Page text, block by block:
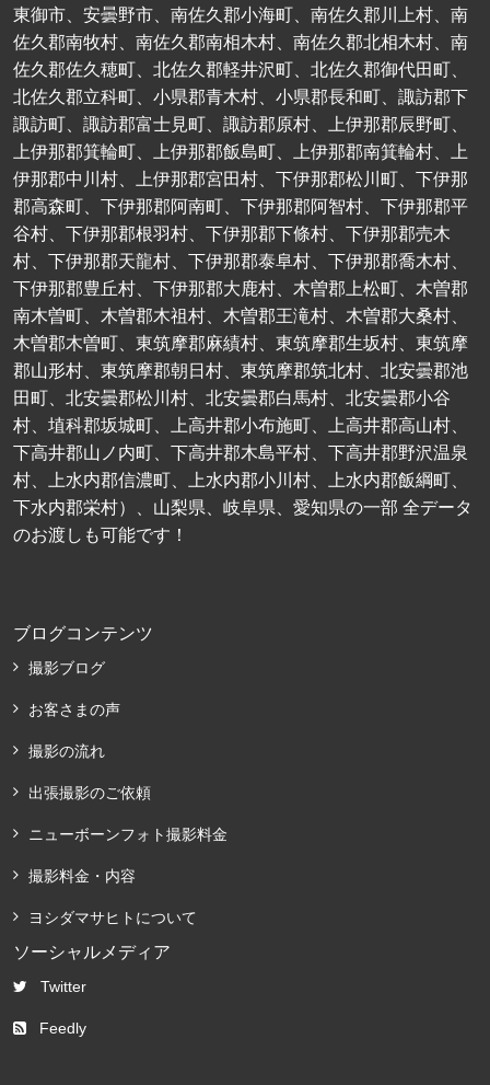
東御市、安曇野市、南佐久郡小海町、南佐久郡川上村、南
佐久郡南牧村、南佐久郡南相木村、南佐久郡北相木村、南
佐久郡佐久穂町、北佐久郡軽井沢町、北佐久郡御代田町、
北佐久郡立科町、小県郡青木村、小県郡長和町、諏訪郡下
諏訪町、諏訪郡富士見町、諏訪郡原村、上伊那郡辰野町、
上伊那郡箕輪町、上伊那郡飯島町、上伊那郡南箕輪村、上
伊那郡中川村、上伊那郡宮田村、下伊那郡松川町、下伊那
郡高森町、下伊那郡阿南町、下伊那郡阿智村、下伊那郡平
谷村、下伊那郡根羽村、下伊那郡下條村、下伊那郡売木
村、下伊那郡天龍村、下伊那郡泰阜村、下伊那郡喬木村、
下伊那郡豊丘村、下伊那郡大鹿村、木曽郡上松町、木曽郡
南木曽町、木曽郡木祖村、木曽郡王滝村、木曽郡大桑村、
木曽郡木曽町、東筑摩郡麻績村、東筑摩郡生坂村、東筑摩
郡山形村、東筑摩郡朝日村、東筑摩郡筑北村、北安曇郡池
田町、北安曇郡松川村、北安曇郡白馬村、北安曇郡小谷
村、埴科郡坂城町、上高井郡小布施町、上高井郡高山村、
下高井郡山ノ内町、下高井郡木島平村、下高井郡野沢温泉
村、上水内郡信濃町、上水内郡小川村、上水内郡飯綱町、
下水内郡栄村）、山梨県、岐阜県、愛知県の一部 全データ
のお渡しも可能です！
ブログコンテンツ
撮影ブログ
お客さまの声
撮影の流れ
出張撮影のご依頼
ニューボーンフォト撮影料金
撮影料金・内容
ヨシダマサヒトについて
ソーシャルメディア
Twitter
Feedly